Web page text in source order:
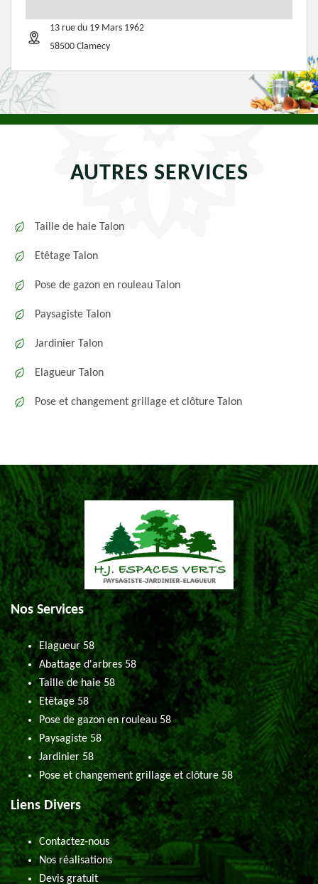
13 rue du 19 Mars 1962
58500 Clamecy
AUTRES SERVICES
Taille de haie Talon
Etêtage Talon
Pose de gazon en rouleau Talon
Paysagiste Talon
Jardinier Talon
Elagueur Talon
Pose et changement grillage et clôture Talon
Nos Services
Elagueur 58
Abattage d'arbres 58
Taille de haie 58
Etêtage 58
Pose de gazon en rouleau 58
Paysagiste 58
Jardinier 58
Pose et changement grillage et clôture 58
Liens Divers
Contactez-nous
Nos réalisations
Devis gratuit